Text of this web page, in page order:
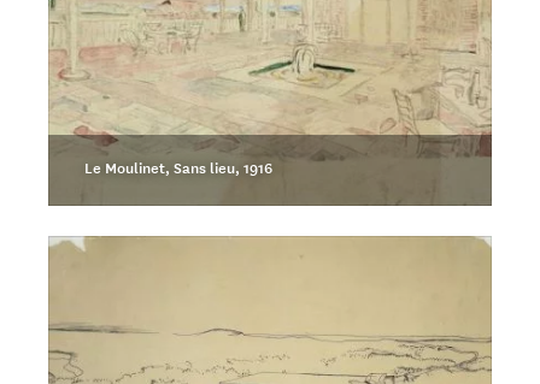
Le Moulinet, Sans lieu, 1916